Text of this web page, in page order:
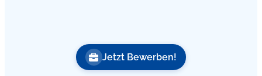
Jetzt Bewerben!